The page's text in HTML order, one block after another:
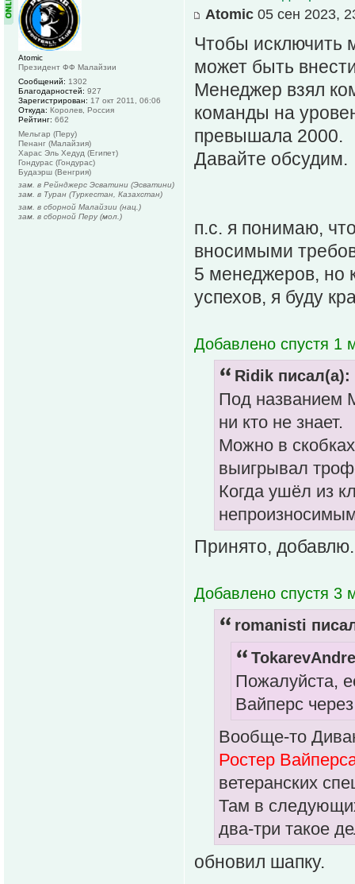
Atomic 05 сен 2023,
Чтобы исключить
может быть
Менеджер взял
команды на
превышала 2000.
Давайте обсудим.
п.с. я понимаю,
вносимыми
5 менеджеров, но
успехов, я буду
Добавлено спустя 1
Ridik писал(а):
Под названием
ни кто не знает.
Можно в
выигрывал
Когда ушёл из
Принято,
Добавлено спустя 3
romanisti
Пожалуйста,
Вайперс
Вообще-то
Ростер
ветеранских
Там в
два-три такое
обновил шапку.
Atomic
Президент ФФ Малайзии
Сообщений: 1302
Благодарностей: 927
Зарегистрирован: 17 окт 2011, 06:06
Откуда: Королев, Россия
Рейтинг: 662
Мельгар (Перу)
Пенанг (Малайзия)
Харас Эль Хедуд (Египет)
Гондурас (Гондурас)
Будаэрш (Венгрия)
зам. в Рейнджерс Эсватини (Эсватини)
зам. в Туран (Туркестан, Казахстан)
зам. в сборной Малайзии (нац.)
зам. в сборной Перу (мол.)